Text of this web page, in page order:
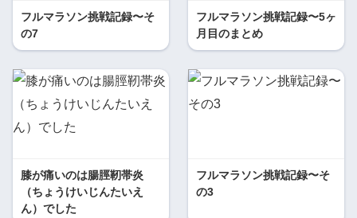
フルマラソン挑戦記録〜そ
の7
フルマラソン挑戦記録〜5ヶ
月目のまとめ
膝が痛いのは腸脛靭帯炎
（ちょうけいじんたいえ
ん）でした
フルマラソン挑戦記録〜そ
の3